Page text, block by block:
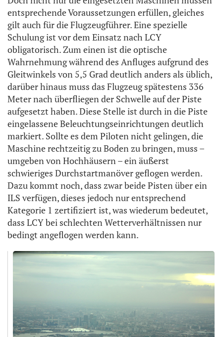
entsprechende Voraussetzungen erfüllen, gleiches
gilt auch für die Flugzeugführer. Eine spezielle
Schulung ist vor dem Einsatz nach LCY
obligatorisch. Zum einen ist die optische
Wahrnehmung während des Anfluges aufgrund des
Gleitwinkels von 5,5 Grad deutlich anders als üblich,
darüber hinaus muss das Flugzeug spätestens 336
Meter nach überfliegen der Schwelle auf der Piste
aufgesetzt haben. Diese Stelle ist durch in die Piste
eingelassene Beleuchtungseinrichtungen deutlich
markiert. Sollte es dem Piloten nicht gelingen, die
Maschine rechtzeitig zu Boden zu bringen, muss –
umgeben von Hochhäusern – ein äußerst
schwieriges Durchstartmanöver geflogen werden.
Dazu kommt noch, dass zwar beide Pisten über ein
ILS verfügen, dieses jedoch nur entsprechend
Kategorie 1 zertifiziert ist, was wiederum bedeutet,
dass LCY bei schlechten Wetterverhältnissen nur
bedingt angeflogen werden kann.